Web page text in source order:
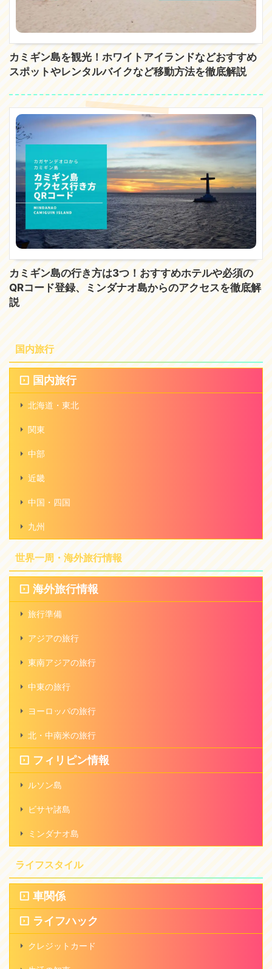
カミギン島を観光！ホワイトアイランドなどおすすめ
スポットやレンタルバイクなど移動方法を徹底解説
カミギン島の行き方は3つ！おすすめホテルや必須の
QRコード登録、ミンダナオ島からのアクセスを徹底解
説
国内旅行
国内旅行
北海道・東北
関東
中部
近畿
中国・四国
九州
世界一周・海外旅行情報
海外旅行情報
旅行準備
アジアの旅行
東南アジアの旅行
中東の旅行
ヨーロッパの旅行
北・中南米の旅行
フィリピン情報
ルソン島
ビサヤ諸島
ミンダナオ島
ライフスタイル
車関係
ライフハック
クレジットカード